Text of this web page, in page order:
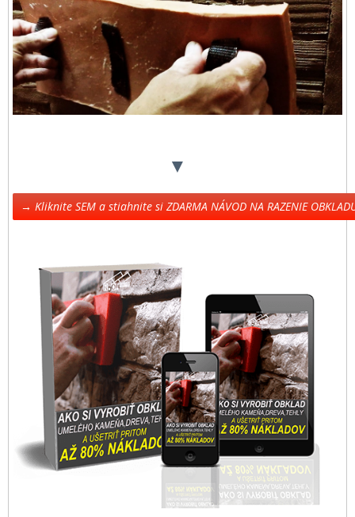
▼
→ Kliknite SEM a stiahnite si ZDARMA NÁVOD NA RAZENIE